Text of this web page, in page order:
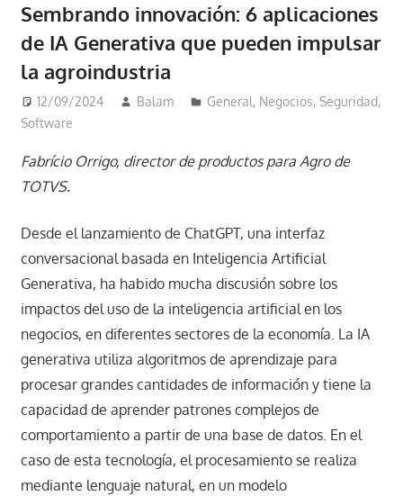
Sembrando innovación: 6 aplicaciones
de IA Generativa que pueden impulsar
la agroindustria
12/09/2024 Balam General, Negocios,Seguridad,
Software
Fabrício Orrigo, director de productos para Agro de
TOTVS.
Desde el lanzamiento de ChatGPT, una interfaz
conversacional basada en Inteligencia Artificial
Generativa, ha habido mucha discusión sobre los
impactos del uso de la inteligencia artificial en los
negocios, en diferentes sectores de la economía. La IA
generativa utiliza algoritmos de aprendizaje para
procesar grandes cantidades de información y tiene la
capacidad de aprender patrones complejos de
comportamiento a partir de una base de datos. En el
caso de esta tecnología, el procesamiento se realiza
mediante lenguaje natural, en un modelo